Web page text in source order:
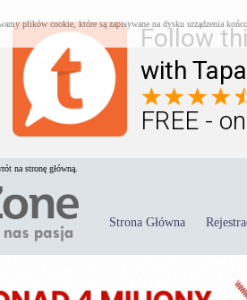
Follow
with
FREE -
plików cookie, które są zapisywane na dysku urządzenia
na stronę główną.
Strona Główna